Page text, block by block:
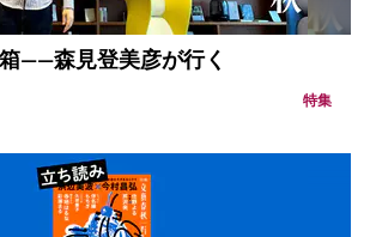
――森見登美彦が行く
特集